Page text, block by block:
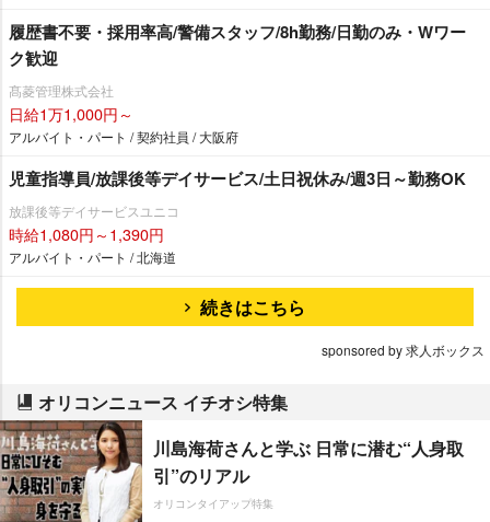
履歴書不要・採用率高/警備スタッフ/8h勤務/日勤のみ・Wワー
ク歓迎
髙菱管理株式会社
日給1万1,000円～
アルバイト・パート / 契約社員 / 大阪府
児童指導員/放課後等デイサービス/土日祝休み/週3日～勤務OK
放課後等デイサービスユニコ
時給1,080円～1,390円
アルバイト・パート / 北海道
続きはこちら
sponsored by 求人ボックス
オリコンニュース イチオシ特集
川島海荷さんと学ぶ 日常に潜む“人身取
引”のリアル
オリコンタイアップ特集